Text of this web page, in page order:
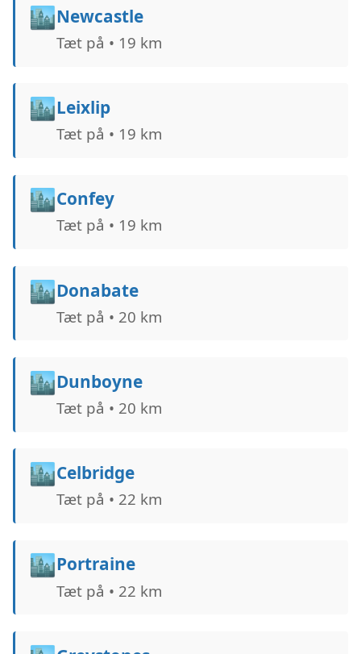
🏙️Newcastle
Tæt på • 19 km
🏙️Leixlip
Tæt på • 19 km
🏙️Confey
Tæt på • 19 km
🏙️Donabate
Tæt på • 20 km
🏙️Dunboyne
Tæt på • 20 km
🏙️Celbridge
Tæt på • 22 km
🏙️Portraine
Tæt på • 22 km